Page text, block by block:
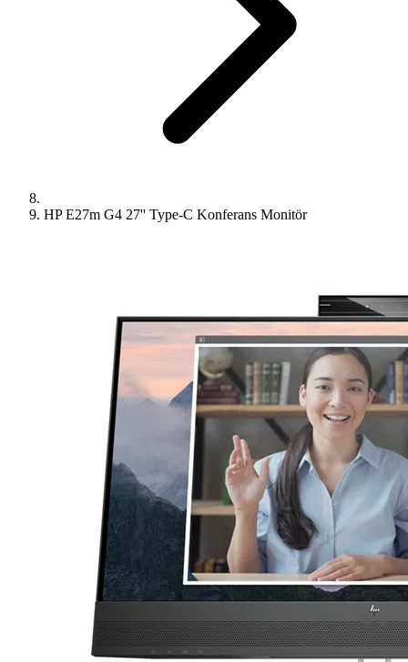
HP E27m G4 27'' Type-C Konferans Monitör